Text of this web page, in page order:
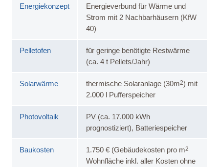
Energiekonzept
Energieverbund für Wärme und
Strom mit 2 Nachbarhäusern (KfW
40)
Pelletofen
für geringe benötigte Restwärme
(ca. 4 t Pellets/Jahr)
Solarwärme thermische Solaranlage (30m2) mit
2.000 l Pufferspeicher
Photovoltaik
PV (ca. 17.000 kWh
prognostiziert), Batteriespeicher
Baukosten 1.750 € (Gebäudekosten pro m2
Wohnfläche inkl. aller Kosten ohne